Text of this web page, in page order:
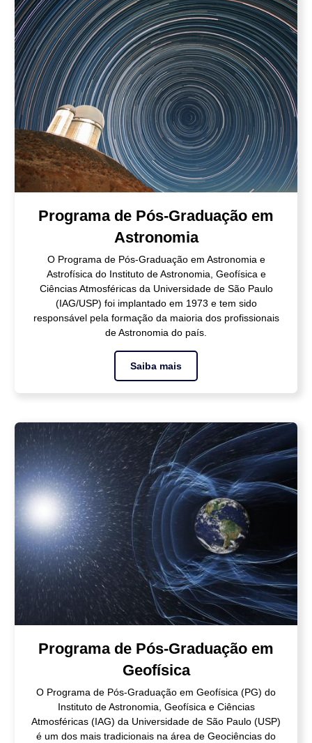
Programa de Pós-Graduação em
Astronomia
O Programa de Pós-Graduação em Astronomia e
Astrofísica do Instituto de Astronomia, Geofísica e
Ciências Atmosféricas da Universidade de São Paulo
(IAG/USP) foi implantado em 1973 e tem sido
responsável pela formação da maioria dos profissionais
de Astronomia do país.
Saiba mais
Programa de Pós-Graduação em
Geofísica
O Programa de Pós-Graduação em Geofísica (PG) do
Instituto de Astronomia, Geofísica e Ciências
Atmosféricas (IAG) da Universidade de São Paulo (USP)
é um dos mais tradicionais na área de Geociências do